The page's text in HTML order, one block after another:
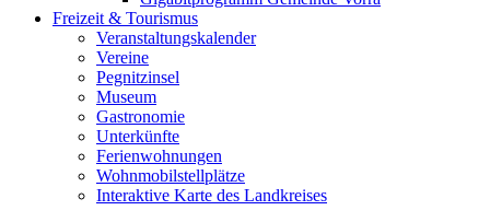
Freizeit & Tourismus
Veranstaltungskalender
Vereine
Pegnitzinsel
Museum
Gastronomie
Unterkünfte
Ferienwohnungen
Wohnmobilstellplätze
Interaktive Karte des Landkreises